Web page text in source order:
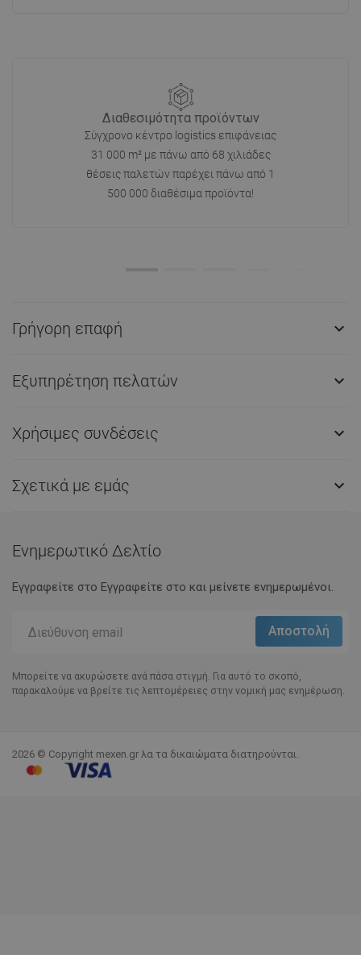
Διαθεσιμότητα προϊόντων
Σύγχρονο κέντρο logistics επιφάνειας
31 000 m² με πάνω από 68 χιλιάδες
θέσεις παλετών παρέχει πάνω από 1
500 000 διαθέσιμα προϊόντα!
Γρήγορη επαφή 
Εξυπηρέτηση πελατών 
Χρήσιμες συνδέσεις 
Σχετικά με εμάς 
Ενημερωτικό Δελτίο
Εγγραφείτε στο Eγγραφείτε στο και μείνετε ενημερωμένοι.
Μπορείτε να ακυρώσετε ανά πάσα στιγμή. Για αυτό το σκοπό,
παρακαλούμε να βρείτε τις λεπτομέρειες στην νομική μας ενημέρωση.
2026 © Copyright mexen.gr λα τα δικαιώματα διατηρούνται.